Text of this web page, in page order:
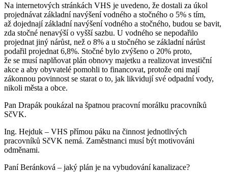
Na internetových stránkách VHS je uvedeno, že dostali za úkol
projednávat základní navýšení vodného a stočného o 5% s tím,
až dojednají základní navýšení vodného a stočného, budou se bavit,
zda stočné nenavýší o vyšší sazbu. U vodného se nepodařilo
projednat jiný nárůst, než o 8% a u stočného se základní nárůst
podařil projednat 6,8%. Stočné bylo zvýšeno o 20% proto,
že se musí naplňovat plán obnovy majetku a realizovat investiční
akce a aby obyvatelé pomohli to financovat, protože oni mají
zákonnou povinnost se starat o to, jak likvidují své odpadní vody,
nikoli města a obce.
Pan Drapák poukázal na špatnou pracovní morálku pracovníků
SčVK.
Ing. Hejduk – VHS přímou páku na činnost jednotlivých
pracovníků SčVK nemá. Zaměstnanci musí být motivováni
odměnami.
Paní Beránková – jaký plán je na vybudování kanalizace?